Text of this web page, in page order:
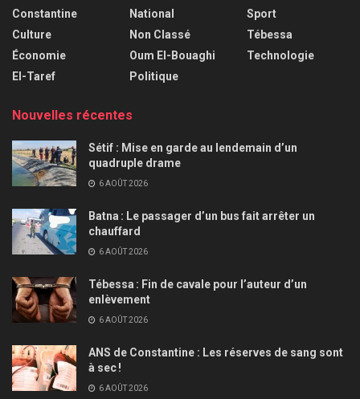
Constantine
Culture
Économie
El-Taref
National
Non Classé
Oum El-Bouaghi
Politique
Sport
Tébessa
Technologie
Nouvelles récentes
Sétif : Mise en garde au lendemain d’un
quadruple drame
6 AOÛT 2026
Batna : Le passager d’un bus fait arrêter un
chauffard
6 AOÛT 2026
Tébessa : Fin de cavale pour l’auteur d’un
enlèvement
6 AOÛT 2026
ANS de Constantine : Les réserves de sang sont
à sec !
6 AOÛT 2026